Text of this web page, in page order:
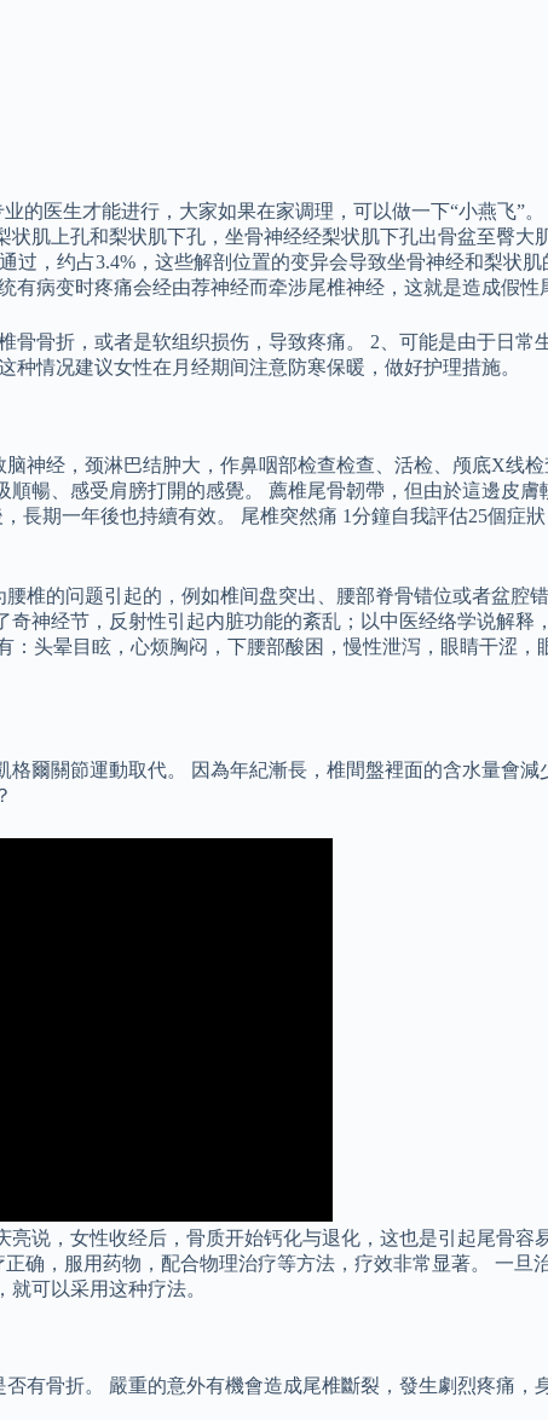
的医生才能进行，大家如果在家调理，可以做一下“小燕飞”
肌上孔和梨状肌下孔，坐骨神经经梨状肌下孔出骨盆至臀大
，约占3.4%，这些解剖位置的变异会导致坐骨神经和梨状
病变时疼痛会经由荐神经而牵涉尾椎神经，这就是造成假性
骨折，或者是软组织损伤，导致疼痛。 2、可能是由于日常
情况建议女性在月经期间注意防寒保暖，做好护理措施。
神经，颈淋巴结肿大，作鼻咽部检查检查、活检、颅底X线检
暢、感受肩膀打開的感覺。 薦椎尾骨韌帶，但由於這邊皮
期一年後也持續有效。 尾椎突然痛 1分鐘自我評估25個症狀
椎的问题引起的，例如椎间盘突出、腰部脊骨错位或者盆腔
神经节，反射性引起内脏功能的紊乱；以中医经络学说解释
头晕目眩，心烦胸闷，下腰部酸困，慢性泄泻，眼睛干涩，
爾關節運動取代。 因為年紀漸長，椎間盤裡面的含水量會減
说，女性收经后，骨质开始钙化与退化，这也是引起尾骨容
确，服用药物，配合物理治疗等方法，疗效非常显著。 一旦
可以采用这种疗法。
有骨折。 嚴重的意外有機會造成尾椎斷裂，發生劇烈疼痛，